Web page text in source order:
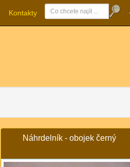
Kontakty
Náhrdelník - obojek černý